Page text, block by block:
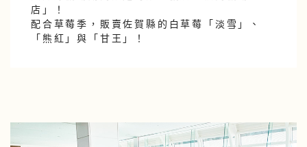
店」！
配合草莓季，販賣佐賀縣的白草莓「淡雪」、
「熊紅」與「甘王」！